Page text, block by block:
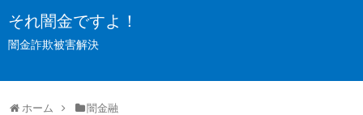
それ闇金ですよ！
闇金詐欺被害解決
ホーム 闇金融